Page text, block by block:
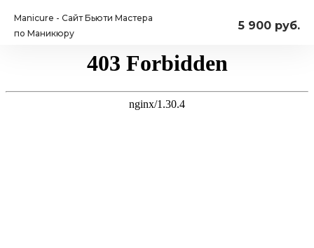
Manicure - Сайт Бьюти Мастера
по Маникюру
5 900 руб.